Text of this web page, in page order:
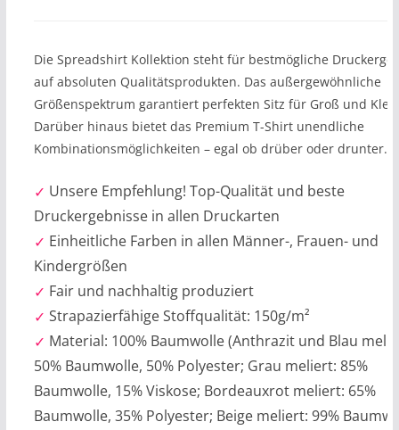
Die Spreadshirt Kollektion steht für bestmögliche
auf absoluten Qualitätsprodukten. Das außergewöhnliche
Größenspektrum garantiert perfekten Sitz für Groß und
Darüber hinaus bietet das Premium T-Shirt unendliche
Kombinationsmöglichkeiten – egal ob drüber oder drunter.
Unsere Empfehlung! Top-Qualität und beste
Druckergebnisse in allen Druckarten
Einheitliche Farben in allen Männer-, Frauen- und
Kindergrößen
Fair und nachhaltig produziert
Strapazierfähige Stoffqualität: 150g/m²
Material: 100% Baumwolle (Anthrazit und Blau
50% Baumwolle, 50% Polyester; Grau meliert: 85%
Baumwolle, 15% Viskose; Bordeauxrot meliert: 65%
Baumwolle, 35% Polyester; Beige meliert: 99%